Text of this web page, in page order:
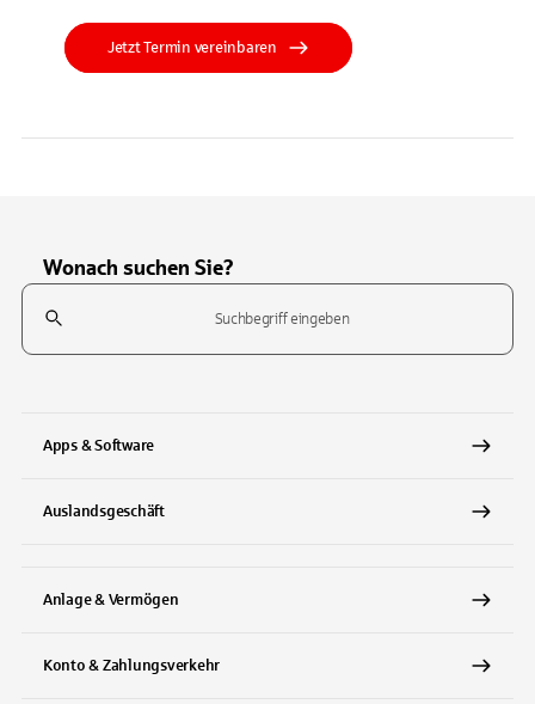
Jetzt Termin vereinbaren
Wonach suchen Sie?
Suchfeld
Apps & Software
Auslandsgeschäft
Anlage & Vermögen
Konto & Zahlungsverkehr